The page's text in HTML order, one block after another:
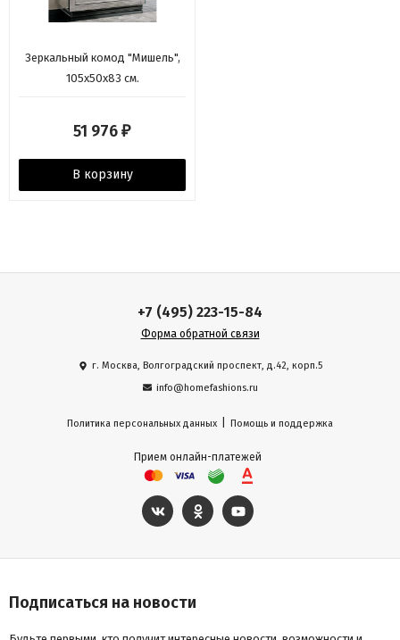
Зеркальный комод "Мишель",
105х50х83 см.
51 976 ₽
В корзину
+7 (495) 223-15-84
Форма обратной связи
г. Москва, Волгоградский проспект, д.42, корп.5
info@homefashions.ru
Политика персональных данных Помощь и поддержка
Прием онлайн-платежей
Подписаться на новости